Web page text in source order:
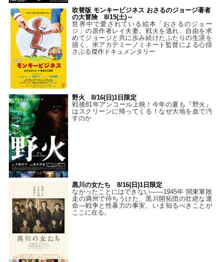
吹替版 モンキービジネス おさるのジョージ著者
の大冒険 8/15(土)～
世界中で愛されている絵本「おさるのジョー
ジ」の原作者レイ夫妻。戦火を逃れ、自由を求
めてジョージと共に歩み続けたふたりの生涯を
描く、米アカデミーノミネート監督による心揺
さぶる傑作ドキュメンタリー
野火 8/16(日)1日限定
戦後81年アンコール上映！今年の夏も『野火』
はスクリーンに帰ってくる！なぜ大地を血で汚
すのか
黒川の女たち 8/16(日)1日限定
なかったことにはできない——1945年 関東軍敗
走の満州で待ちうけた、黒川開拓団の壮絶な運
命―戦争と性暴力の事実、いま知るべきことが
ここに在る。